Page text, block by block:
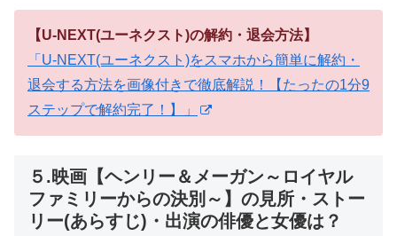
【U-NEXT(ユーネクスト)の解約・退会方法】
「U-NEXT(ユーネクスト)をスマホから簡単に解約・
退会する方法を画像付きで徹底解説！【たったの1分9
ステップで解約完了！】」
５.映画【ヘンリー＆メーガン～ロイヤル
ファミリーからの決別～】の見所・ストー
リー(あらすじ)・出演の俳優と女優は？